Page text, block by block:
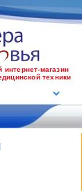
магазин
техники